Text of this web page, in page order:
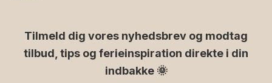
Tilmeld dig vores nyhedsbrev og modtag
tilbud, tips og ferieinspiration direkte i din
indbakke 🌞